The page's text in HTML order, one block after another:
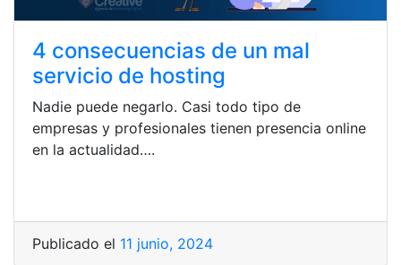
4 consecuencias de un mal
servicio de hosting
Nadie puede negarlo. Casi todo tipo de
empresas y profesionales tienen presencia online
en la actualidad….
Publicado el 11 junio, 2024